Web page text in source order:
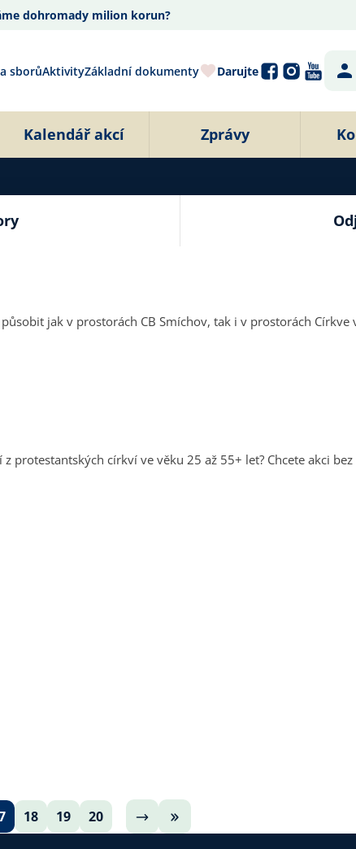
dohromady milion korun?
sborůAktivityZákladní dokumenty Darujte
Kalendář akcí Zprávy
jak v prostorách CB Smíchov, tak i v prostorách Církve
církví ve věku 25 až 55+ let? Chcete akci
18 19 20